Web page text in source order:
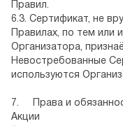
Правил.
6.3. Сертификат, не
Правилах, по тем или
Организатора,
Невостребованные
используются
7.
Права и
Акции